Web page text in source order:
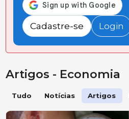
Cadastre-se Login
Artigos - Economia
Tudo Notícias Artigos